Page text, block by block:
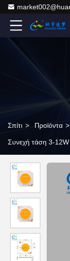
Σπίτι > Προϊόντα >
Συνεχή τάση 3-